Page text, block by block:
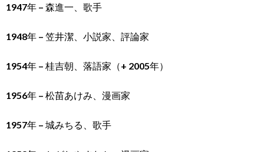
1947年 – 森進一、歌手
1948年 – 笠井潔、小説家、評論家
1954年 – 桂吉朝、落語家（+ 2005年）
1956年 – 松苗あけみ、漫画家
1957年 – 城みちる、歌手